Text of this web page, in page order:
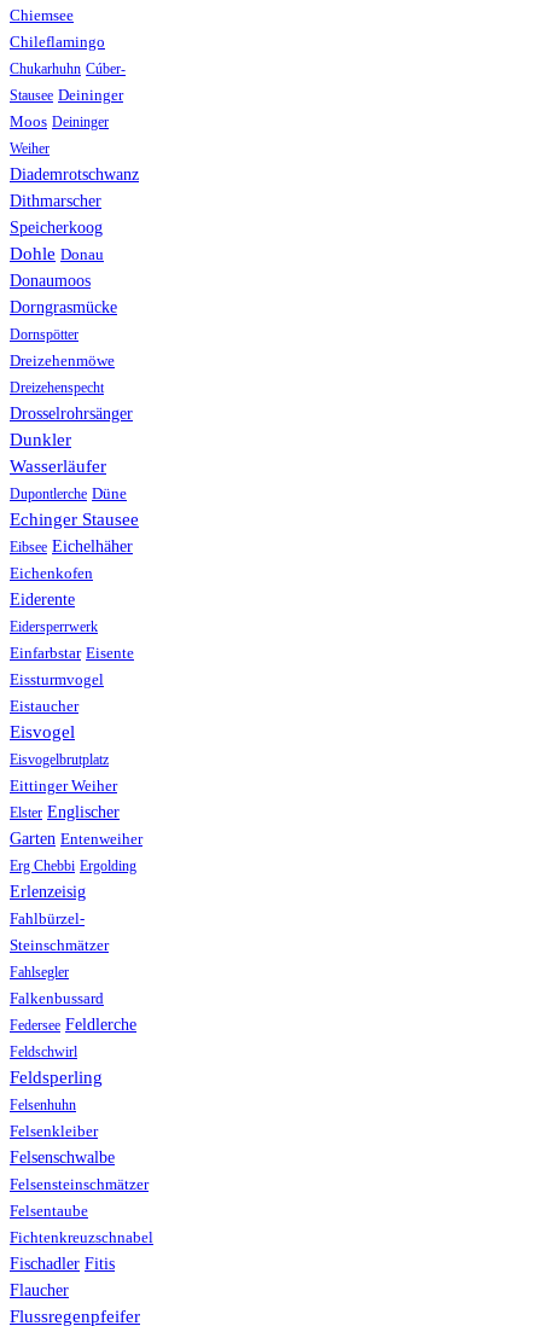
Chiemsee
Chileflamingo
Chukarhuhn Cúber-
Stausee Deininger
Moos Deininger
Weiher
Diademrotschwanz
Dithmarscher
Speicherkoog
Dohle Donau
Donaumoos
Dorngrasmücke
Dornspötter
Dreizehenmöwe
Dreizehenspecht
Drosselrohrsänger
Dunkler
Wasserläufer
Dupontlerche Düne
Echinger Stausee
Eibsee Eichelhäher
Eichenkofen
Eiderente
Eidersperrwerk
Einfarbstar Eisente
Eissturmvogel
Eistaucher
Eisvogel
Eisvogelbrutplatz
Eittinger Weiher
Elster Englischer
Garten Entenweiher
Erg Chebbi Ergolding
Erlenzeisig
Fahlbürzel-
Steinschmätzer
Fahlsegler
Falkenbussard
Federsee Feldlerche
Feldschwirl
Feldsperling
Felsenhuhn
Felsenkleiber
Felsenschwalbe
Felsensteinschmätzer
Felsentaube
Fichtenkreuzschnabel
Fischadler Fitis
Flaucher
Flussregenpfeifer